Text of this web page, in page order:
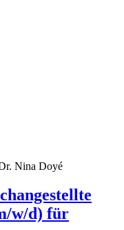
Nina Doyé
w/d) für